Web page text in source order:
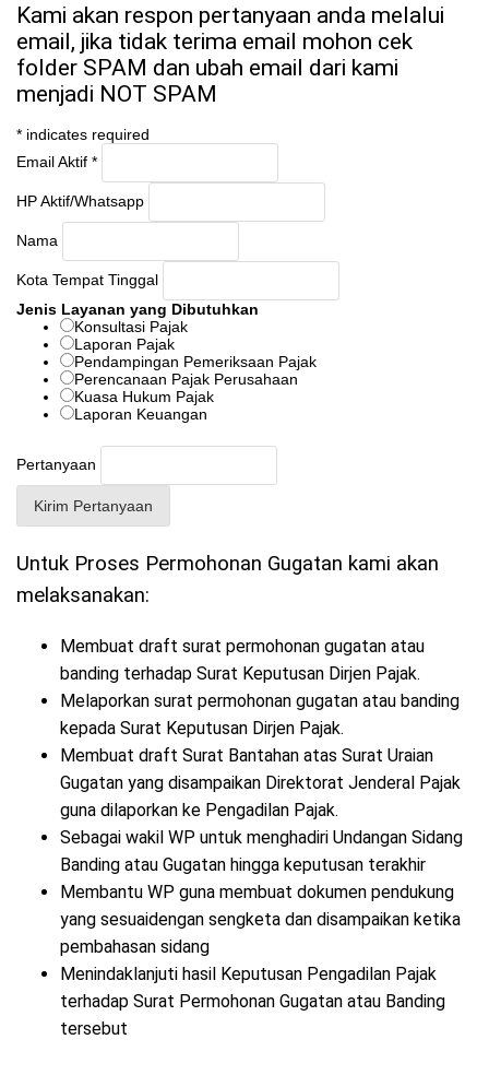
Kami akan respon pertanyaan anda melalui
email, jika tidak terima email mohon cek
folder SPAM dan ubah email dari kami
menjadi NOT SPAM
* indicates required
Email Aktif *
HP Aktif/Whatsapp
Nama
Kota Tempat Tinggal
Jenis Layanan yang Dibutuhkan
Konsultasi Pajak
Laporan Pajak
Pendampingan Pemeriksaan Pajak
Perencanaan Pajak Perusahaan
Kuasa Hukum Pajak
Laporan Keuangan
Pertanyaan
Untuk Proses Permohonan Gugatan kami akan
melaksanakan:
Membuat draft surat permohonan gugatan atau
banding terhadap Surat Keputusan Dirjen Pajak.
Melaporkan surat permohonan gugatan atau banding
kepada Surat Keputusan Dirjen Pajak.
Membuat draft Surat Bantahan atas Surat Uraian
Gugatan yang disampaikan Direktorat Jenderal Pajak
guna dilaporkan ke Pengadilan Pajak.
Sebagai wakil WP untuk menghadiri Undangan Sidang
Banding atau Gugatan hingga keputusan terakhir
Membantu WP guna membuat dokumen pendukung
yang sesuaidengan sengketa dan disampaikan ketika
pembahasan sidang
Menindaklanjuti hasil Keputusan Pengadilan Pajak
terhadap Surat Permohonan Gugatan atau Banding
tersebut